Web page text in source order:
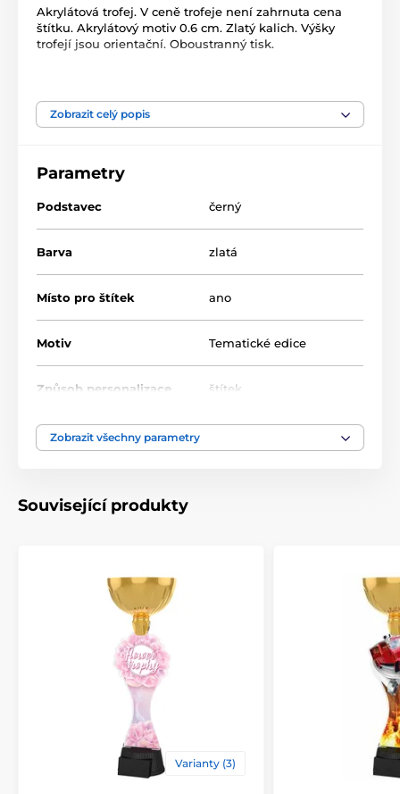
Akrylátová trofej. V ceně trofeje není zahrnuta cena
štítku. Akrylátový motiv 0.6 cm. Zlatý kalich. Výšky
trofejí jsou orientační. Oboustranný tisk.
NOVINKY Ocenění podle motivu
Zobrazit celý popis
Parametry
Podstavec černý
Barva zlatá
Místo pro štítek ano
Motiv Tematické edice
Způsob personalizace štítek
Zobrazit všechny parametry
Související produkty
Varianty (3)